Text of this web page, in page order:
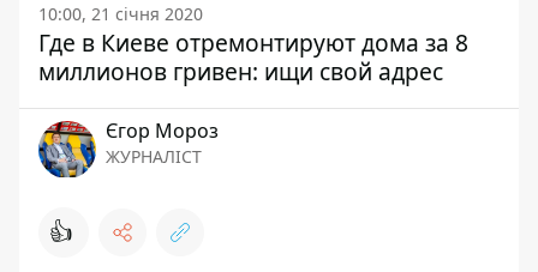
10:00, 21 січня 2020
Где в Киеве отремонтируют дома за 8
миллионов гривен: ищи свой адрес
Єгор Мороз
ЖУРНАЛІСТ
👍